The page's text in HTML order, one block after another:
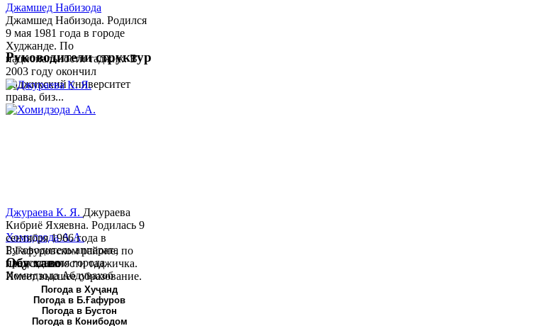
Джамшед Набизода
Джамшед Набизода. Родился
9 мая 1981 года в городе
Худжанде. По
национальности таджик. В
2003 году окончил
Таджикский университет
права, биз...
Хомидзода А.А.
Руководитель аппарата
председателя города
Хомидзода Абдувахоб
Абдумаджид родился 8
июня 1978 года в городе
Худжанде. По
Руководители структур
Джураева К. Я. Джураева
Кибриё Яхяевна. Родилась 9
сентября 1966 года в
Б.Гафуровском районе, по
национальности таджичка.
Имеет высшее образование.
В 1997 ...
Обу хаво
Погода в Хуҷанд
Погода в Б.Ғафуров
Погода в Бустон
Погода в Конибодом